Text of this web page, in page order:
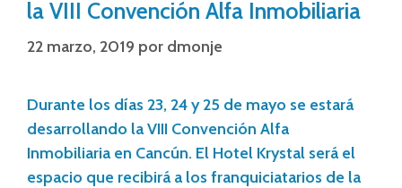
la VIII Convención Alfa Inmobiliaria
22 marzo, 2019 por dmonje
Durante los días 23, 24 y 25 de mayo se estará
desarrollando la VIII Convención Alfa
Inmobiliaria en Cancún. El Hotel Krystal será el
espacio que recibirá a los franquiciatarios de la